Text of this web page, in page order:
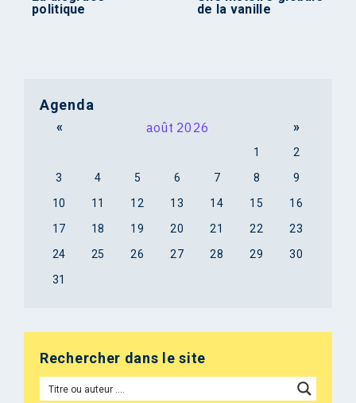
politique
de la vanille
Agenda
« août 2026 »
1
2
3
4 5 6 7 8
9
10
11 12 13 14 15
16
17
18 19 20 21 22
23
24
25 26 27 28 29
30
31
Rechercher dans le site